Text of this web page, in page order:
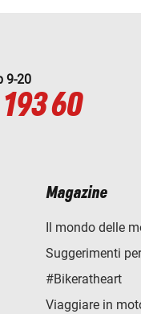
9-20
60
Magazine
Il mondo delle
Suggerimenti
#Bikeratheart
Viaggiare in